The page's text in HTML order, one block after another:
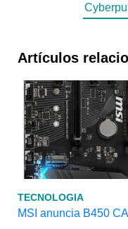
Artículos
TECNOLOGIA
MSI anuncia B450